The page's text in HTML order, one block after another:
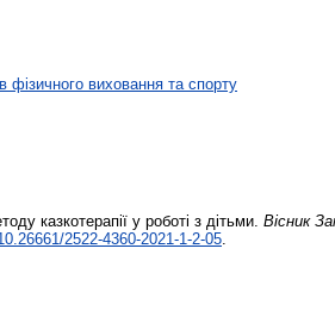
виховання та спорту
казкотерапії у роботі з дітьми. Вісник
2522-4360-2021-1-2-05